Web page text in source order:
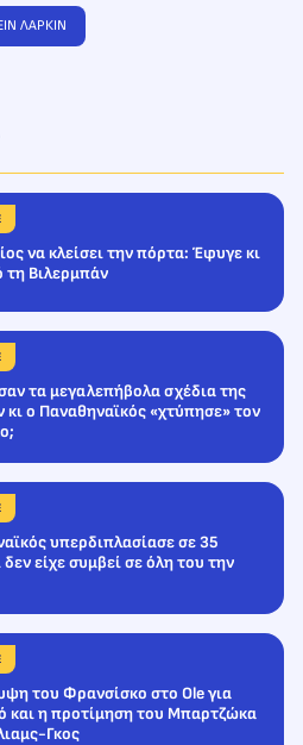
ΛΑΡΚΙΝ
να κλείσει την πόρτα: Έφυγε κι
τη Βιλερμπάν
τα μεγαλεπήβολα σχέδια της
κι ο Παναθηναϊκός «χτύπησε» τον
υπερδιπλασίασε σε 35
δεν είχε συμβεί σε όλη του την
του Φρανσίσκο στο Ole για
και η προτίμηση του Μπαρτζώκα
Γκος